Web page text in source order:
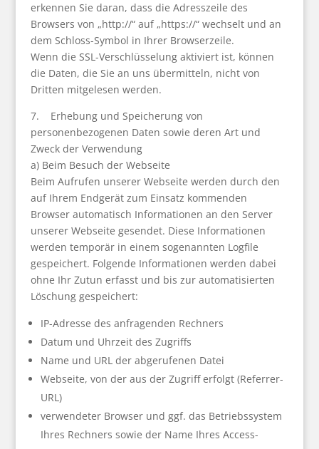
erkennen Sie daran, dass die Adresszeile des
Browsers von „http://“ auf „https://“ wechselt und an
dem Schloss-Symbol in Ihrer Browserzeile.
Wenn die SSL-Verschlüsselung aktiviert ist, können
die Daten, die Sie an uns übermitteln, nicht von
Dritten mitgelesen werden.
7. Erhebung und Speicherung von
personenbezogenen Daten sowie deren Art und
Zweck der Verwendung
a) Beim Besuch der Webseite
Beim Aufrufen unserer Webseite werden durch den
auf Ihrem Endgerät zum Einsatz kommenden
Browser automatisch Informationen an den Server
unserer Webseite gesendet. Diese Informationen
werden temporär in einem sogenannten Logfile
gespeichert. Folgende Informationen werden dabei
ohne Ihr Zutun erfasst und bis zur automatisierten
Löschung gespeichert:
IP-Adresse des anfragenden Rechners
Datum und Uhrzeit des Zugriffs
Name und URL der abgerufenen Datei
Webseite, von der aus der Zugriff erfolgt (Referrer-
URL)
verwendeter Browser und ggf. das Betriebssystem
Ihres Rechners sowie der Name Ihres Access-